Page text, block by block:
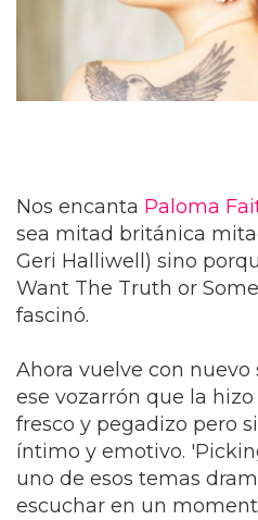
Nos encanta Paloma
sea mitad británica
Geri Halliwell) sino
Want The Truth or
fascinó.
Ahora vuelve con
ese vozarrón que la
fresco y pegadizo pero
íntimo y emotivo.
uno de esos temas
escuchar en un